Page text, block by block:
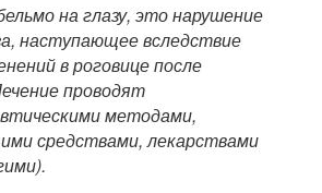
на глазу, это нарушение
наступающее вследствие
в роговице после
проводят
методами,
средствами, лекарствами